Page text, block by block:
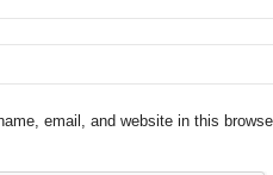
email, and website in this